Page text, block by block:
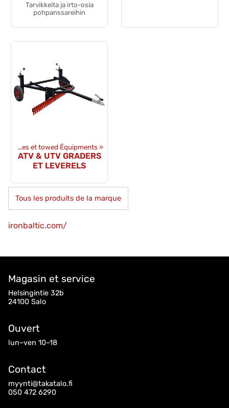
Tarvikkeita ja irto-osia
pohpanssareihin
Remorques et towed Équipments ‪»
ATV & UTV GRADERS
ET LEVERELS
Tous les produits de la marque
ironbaltic.com/
Magasin et service
Helsingintie 32b
24100 Salo
Ouvert
lun–ven 10–18
Contact
myynti@takatalo.fi
050 472 6290